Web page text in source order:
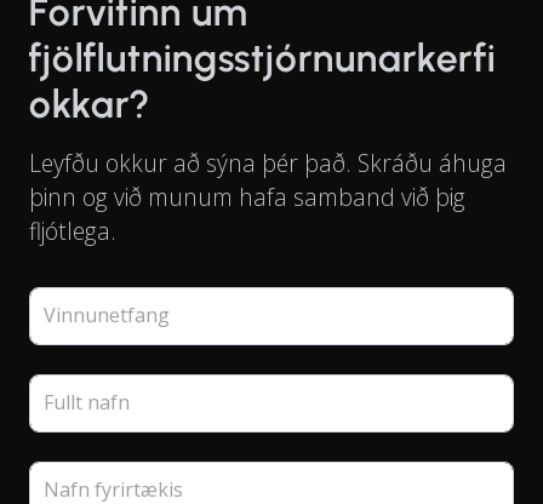
Forvitinn um
fjölflutningsstjórnunarkerfi
okkar?
Leyfðu okkur að sýna þér það. Skráðu áhuga
þinn og við munum hafa samband við þig
fljótlega.
Vinnunetfang
Fullt nafn
Nafn fyrirtækis